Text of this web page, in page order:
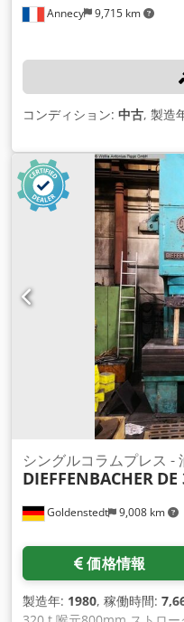
Annecy 9,715 km
コンディション: 中古, 製造
Goldenstedt 9,008 km
シングルコラムプレス -
DIEFFENBACHER DE
価格情報
製造年: 1980, 稼働時間: